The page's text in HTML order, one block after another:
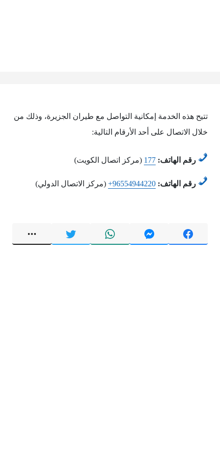
تتيح هذه الخدمة إمكانية التواصل مع طيران الجزيرة، وذلك من
خلال الاتصال على أحد الأرقام التالية:
رقم الهاتف: 177 (مركز اتصال الكويت)
رقم الهاتف: +96554944220 (مركز الاتصال الدولي)